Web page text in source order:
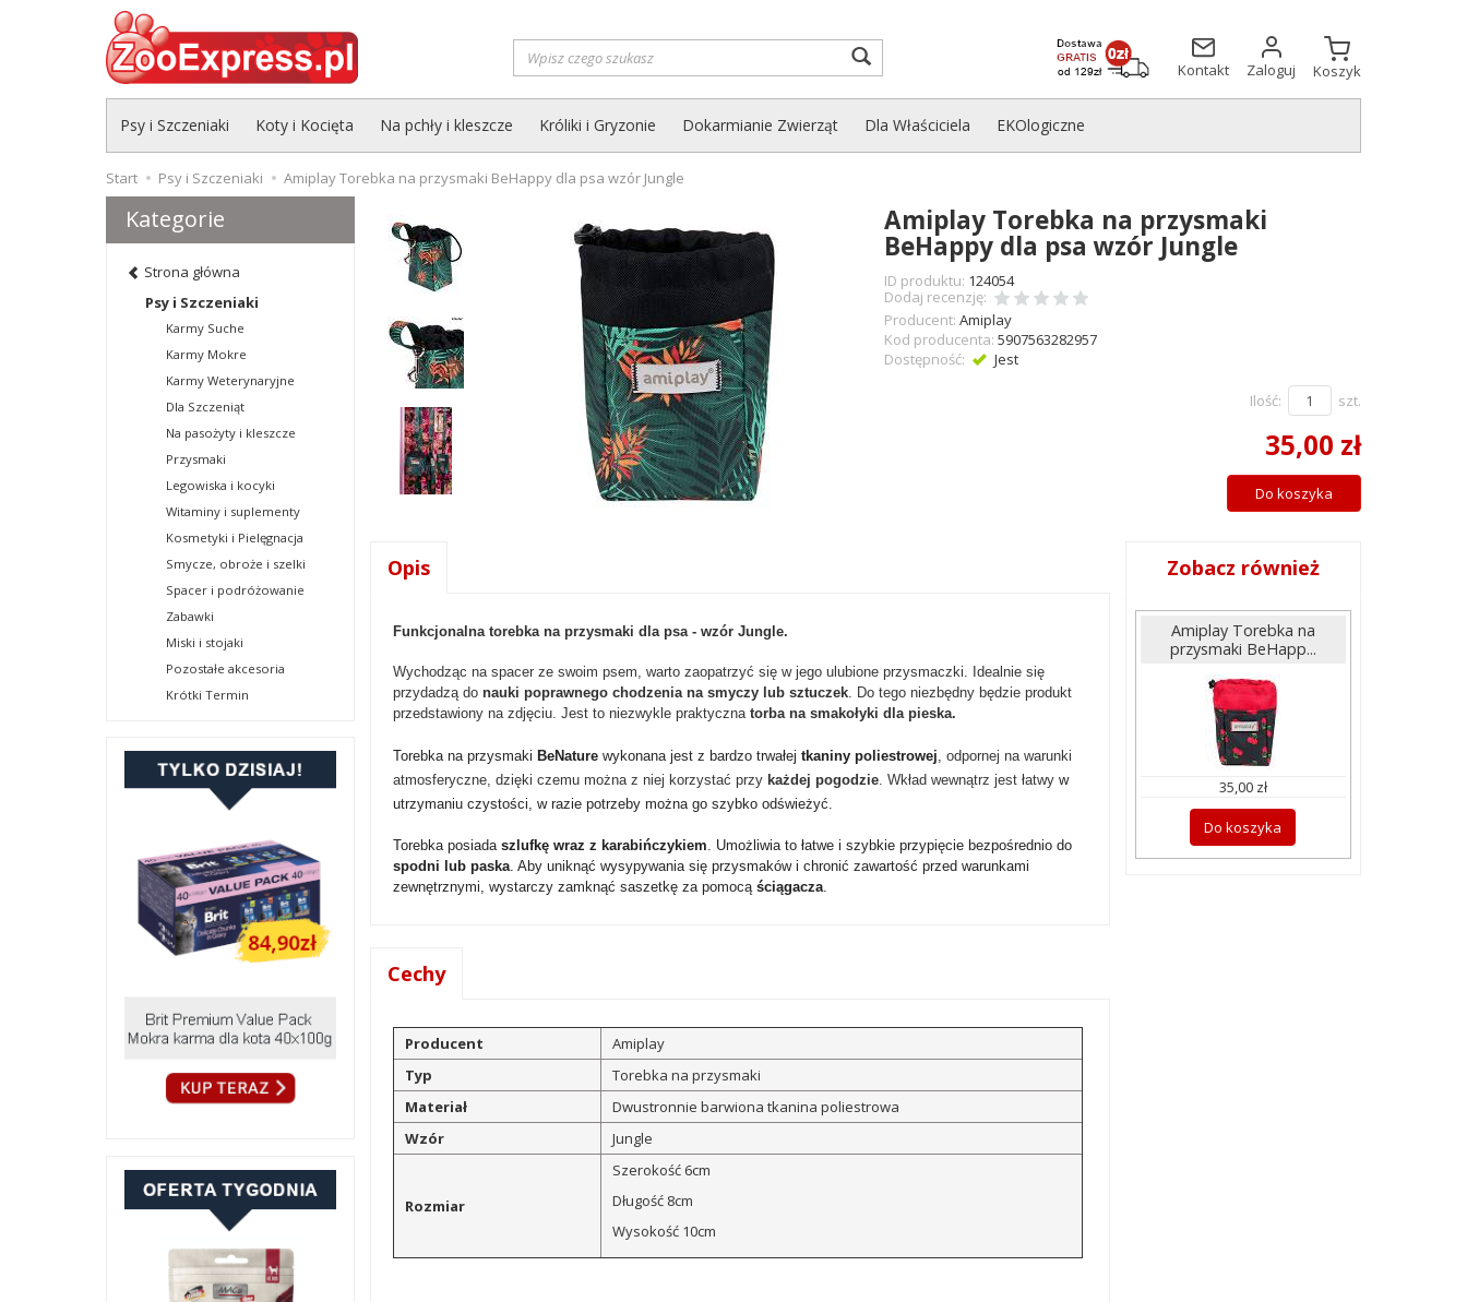
Kontakt
Zaloguj Koszyk
Psy i Szczeniaki Koty i Kocięta Na pchły i kleszcze Króliki i Gryzonie Dokarmianie Zwierząt Dla Właściciela EKOlogiczne
Start Psy i Szczeniaki Amiplay Torebka na przysmaki BeHappy dla psa wzór Jungle
Amiplay Torebka na przysmaki
BeHappy dla psa wzór Jungle
ID produktu: 124054
Dodaj recenzję:
Producent: Amiplay
Kod producenta: 5907563282957
Dostępność:
Jest
Ilość: szt.
35,00 zł
Do koszyka
Opis
Funkcjonalna torebka na przysmaki dla psa - wzór Jungle.
Wychodząc na spacer ze swoim psem, warto zaopatrzyć się w jego ulubione przysmaczki. Idealnie się
przydadzą donauki poprawnego chodzenia na smyczy lub sztuczek. Do tego niezbędny będzie produkt
przedstawiony na zdjęciu. Jest to niezwykle praktycznatorba na smakołyki dla pieska.
Torebka na przysmaki BeNature wykonana jest z bardzo trwałejtkaniny poliestrowej,odpornej na warunki
atmosferyczne, dzięki czemu można z niej korzystać przy każdej pogodzie. Wkład wewnątrz jest łatwyw
utrzymaniu czystości, w razie potrzeby można go szybko odświeżyć.
Torebka posiadaszlufkę wraz z karabińczykiem. Umożliwia to łatwe i szybkie przypięcie bezpośrednio do
spodni lub paska. Aby uniknąć wysypywania się przysmaków i chronić zawartość przed warunkami
zewnętrznymi, wystarczy zamknąć saszetkę za pomocąściągacza.
Cechy
Producent
Amiplay
Typ
Torebka na przysmaki
Materiał
Dwustronnie barwiona tkanina poliestrowa
Wzór
Jungle
Rozmiar
Szerokość 6cm
Długość 8cm
Wysokość 10cm
Zobacz również
Amiplay Torebka na
przysmaki BeHapp...
35,00 zł
Do koszyka
Kategorie
Strona główna
Psy i Szczeniaki
Karmy Suche
Karmy Mokre
Karmy Weterynaryjne
Dla Szczeniąt
Na pasożyty i kleszcze
Przysmaki
Legowiska i kocyki
Witaminy i suplementy
Kosmetyki i Pielęgnacja
Smycze, obroże i szelki
Spacer i podróżowanie
Zabawki
Miski i stojaki
Pozostałe akcesoria
Krótki Termin